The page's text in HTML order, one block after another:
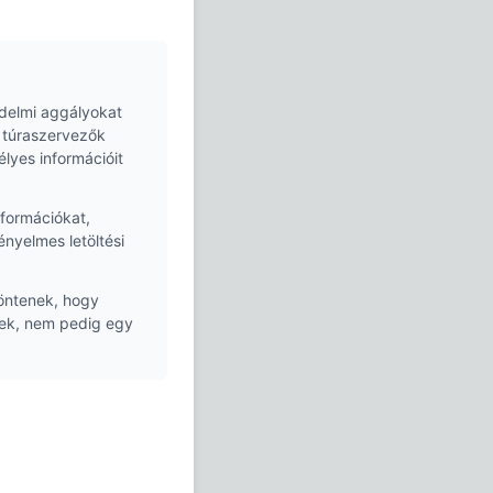
aggályokat
információit
letöltési
hogy
nem pedig egy